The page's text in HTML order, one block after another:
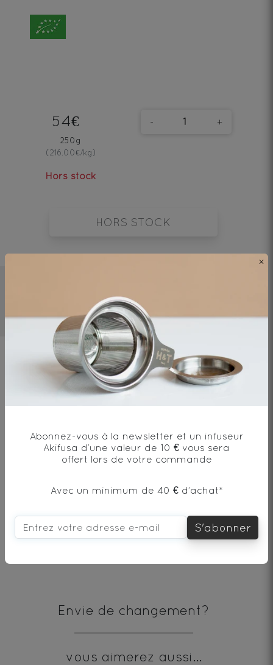
54€
250g
(216.00€/kg)
Hors stock
- +
HORS STOCK
4-8mn 90°C/194°F 10g/l
Ingrédients
Citronnelle*,pomme*, hibiscus*, zestes
vanille, feuilles de stévia* / Lemongrass*,
apple*, hibiscus*, orange peel*, lemon*,
vanilla fla
* produit issu de l'agriculture biologique
Envie de changement?
vous aimerez aussi...
×
Abonnez-vous à la newsletter et un infuseur
Akifusa d’une valeur de 10 € vous sera
offert lors de votre commande
Avec un minimum de 40 € d’achat*
S'abonner